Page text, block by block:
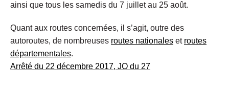
ainsi que tous les samedis du 7 juillet au 25 août.
Quant aux routes concernées, il s’agit, outre des
autoroutes, de nombreuses routes nationales et routes
départementales.
Arrêté du 22 décembre 2017, JO du 27